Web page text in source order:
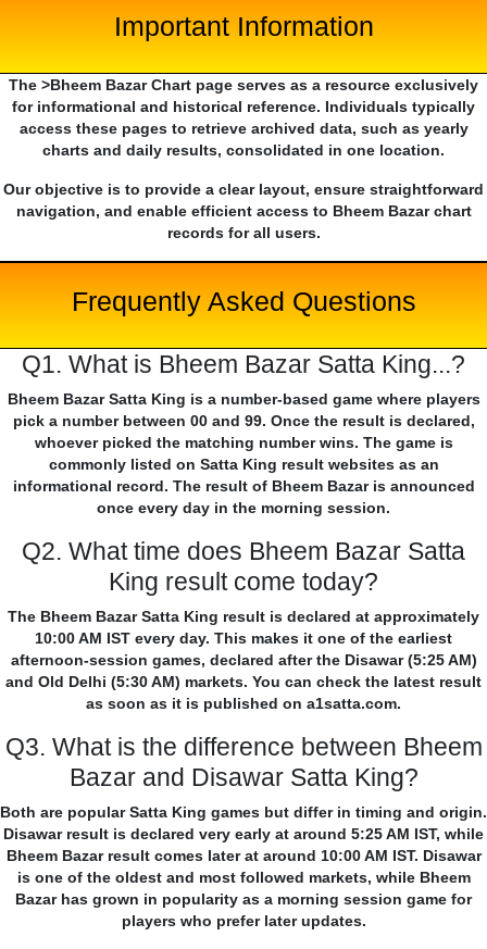
Important Information
The >Bheem Bazar Chart page serves as a resource exclusively
for informational and historical reference. Individuals typically
access these pages to retrieve archived data, such as yearly
charts and daily results, consolidated in one location.
Our objective is to provide a clear layout, ensure straightforward
navigation, and enable efficient access to Bheem Bazar chart
records for all users.
Frequently Asked Questions
Q1. What is Bheem Bazar Satta King...?
Bheem Bazar Satta King is a number-based game where players
pick a number between 00 and 99. Once the result is declared,
whoever picked the matching number wins. The game is
commonly listed on Satta King result websites as an
informational record. The result of Bheem Bazar is announced
once every day in the morning session.
Q2. What time does Bheem Bazar Satta
King result come today?
The Bheem Bazar Satta King result is declared at approximately
10:00 AM IST every day. This makes it one of the earliest
afternoon-session games, declared after the Disawar (5:25 AM)
and Old Delhi (5:30 AM) markets. You can check the latest result
as soon as it is published on a1satta.com.
Q3. What is the difference between Bheem
Bazar and Disawar Satta King?
Both are popular Satta King games but differ in timing and origin.
Disawar result is declared very early at around 5:25 AM IST, while
Bheem Bazar result comes later at around 10:00 AM IST. Disawar
is one of the oldest and most followed markets, while Bheem
Bazar has grown in popularity as a morning session game for
players who prefer later updates.